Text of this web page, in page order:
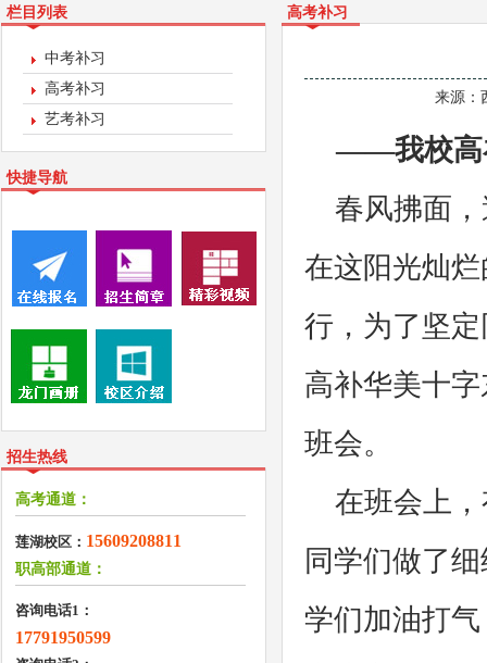
栏目列表
中考补习
高考补习
艺考补习
快捷导航
招生热线
高考通道：
莲湖校区： 15609208811
职高部通道：
咨询电话1：
17791950599
高考补习
来源：
——我校高
春风拂面，
在这阳光灿
行，为了坚
高补华美十
班会。
在班会上，
同学们做了
学们加油打